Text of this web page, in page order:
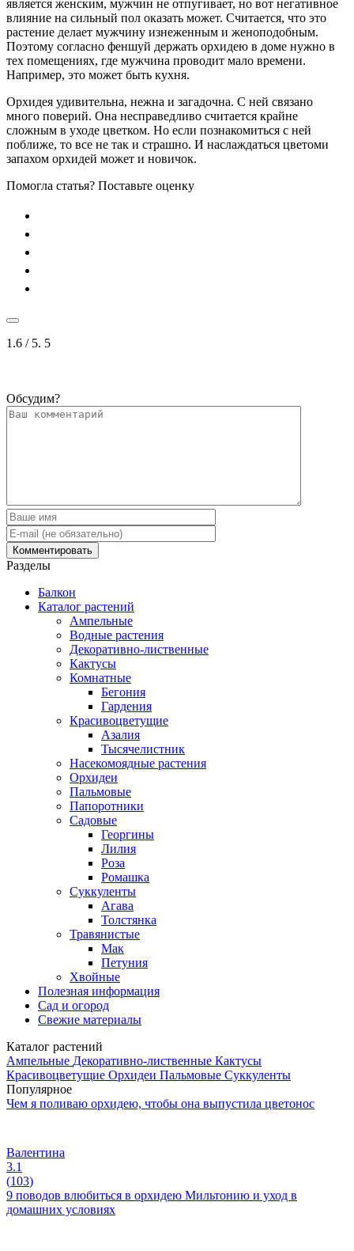
является женским, мужчин не отпугивает, но вот негативное
влияние на сильный пол оказать может. Считается, что это
растение делает мужчину изнеженным и женоподобным.
Поэтому согласно феншуй держать орхидею в доме нужно в
тех помещениях, где мужчина проводит мало времени.
Например, это может быть кухня.
Орхидея удивительна, нежна и загадочна. С ней связано
много поверий. Она несправедливо считается крайне
сложным в уходе цветком. Но если познакомиться с ней
поближе, то все не так и страшно. И наслаждаться цветоми
запахом орхидей может и новичок.
Помогла статья? Поставьте оценку
1.6 / 5. 5
Обсудим?
Разделы
Балкон
Каталог растений
Ампельные
Водные растения
Декоративно-лиственные
Кактусы
Комнатные
Бегония
Гардения
Красивоцветущие
Азалия
Тысячелистник
Насекомоядные растения
Орхидеи
Пальмовые
Папоротники
Садовые
Георгины
Лилия
Роза
Ромашка
Суккуленты
Агава
Толстянка
Травянистые
Мак
Петуния
Хвойные
Полезная информация
Сад и огород
Свежие материалы
Каталог растений
Ампельные Декоративно-лиственные Кактусы
Красивоцветущие Орхидеи Пальмовые Суккуленты
Популярное
Чем я поливаю орхидею, чтобы она выпустила цветонос
Валентина
3.1
(103)
9 поводов влюбиться в орхидею Мильтонию и уход в
домашних условиях